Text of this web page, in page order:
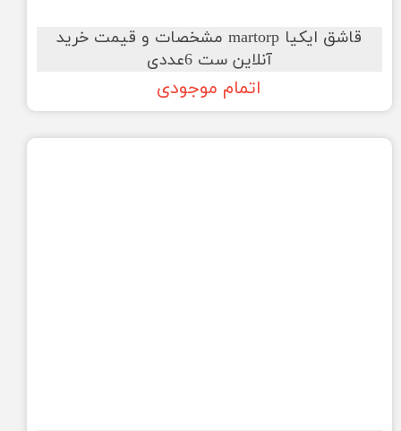
قاشق ایکیا martorp مشخصات و قیمت خرید
آنلاین ست 6عددی
اتمام موجودی